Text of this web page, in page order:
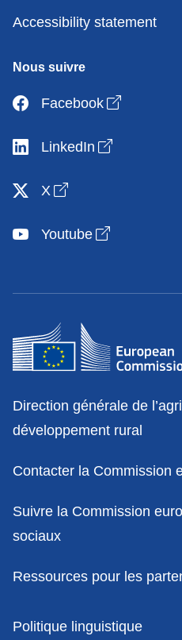
Accessibility statement
Nous suivre
Facebook Open link
LinkedIn Open link
X Open link in new
Youtube Open link
Contact
Direction générale de
développement rural
Contacter la Commission
Suivre la Commission
sociaux
Ressources pour les
Politiques
Politique linguistique